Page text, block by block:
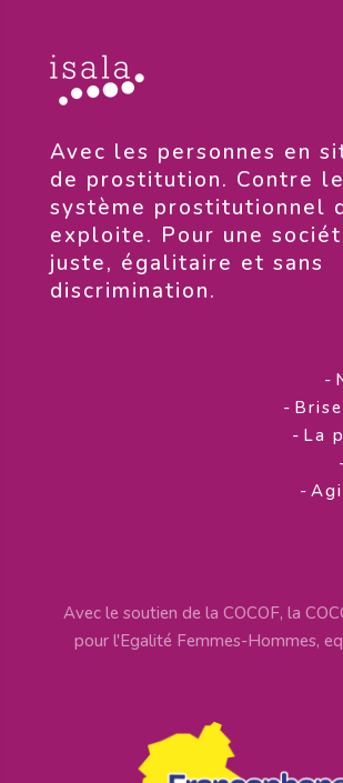
​Avec les personnes en
de prostitution. Contre le
système prostitutionnel
exploite. Pour une
juste, égalitaire et sans
discrimination.
-
-
- La
-
Avec le soutien de la COCOF, la
pour l'Egalité Femmes-Hommes,